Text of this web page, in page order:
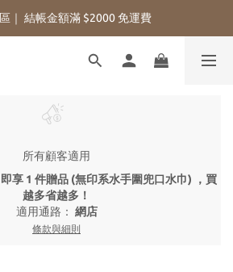
｜ 結帳金額滿 $2000 免運費
所有顧客適用
享 1 件贈品 (無印系水手圍兜口水巾) ，買
越多省越多！
適用通路： 網店
條款與細則